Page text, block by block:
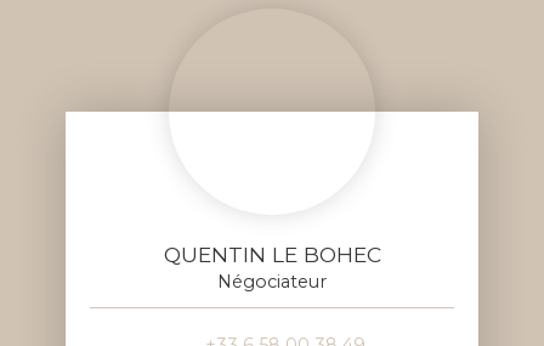
QUENTIN LE BOHEC
Négociateur